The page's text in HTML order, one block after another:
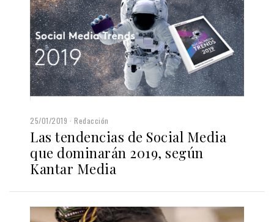
25/01/2019 Redacción
Las tendencias de Social Media
que dominarán 2019, según
Kantar Media